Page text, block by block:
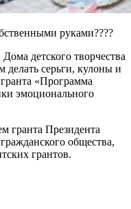
руками????
детского творчества
делать серьги, кулоны и
«Программа
эмоционального
гранта Президента
общества,
грантов.